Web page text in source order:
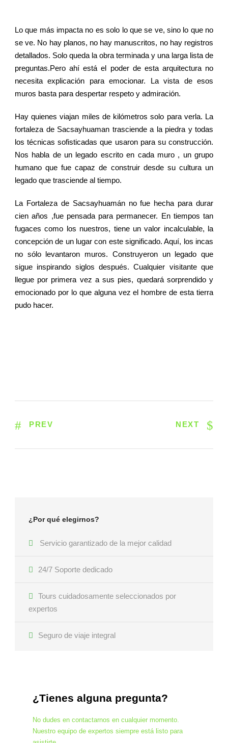
Lo que más impacta no es solo lo que se ve, sino lo que no
se ve. No hay planos, no hay manuscritos, no hay registros
detallados. Solo queda la obra terminada y una larga lista de
preguntas.Pero ahí está el poder de esta arquitectura no
necesita explicación para emocionar. La vista de esos
muros basta para despertar respeto y admiración.
Hay quienes viajan miles de kilómetros solo para verla. La
fortaleza de Sacsayhuaman trasciende a la piedra y todas
los técnicas sofisticadas que usaron para su construcción.
Nos habla de un legado escrito en cada muro , un grupo
humano que fue capaz de construir desde su cultura un
legado que trasciende al tiempo.
La Fortaleza de Sacsayhuamán no fue hecha para durar
cien años ,fue pensada para permanecer. En tiempos tan
fugaces como los nuestros, tiene un valor incalculable, la
concepción de un lugar con este significado. Aquí, los incas
no sólo levantaron muros. Construyeron un legado que
sigue inspirando siglos después. Cualquier visitante que
llegue por primera vez a sus pies, quedará sorprendido y
emocionado por lo que alguna vez el hombre de esta tierra
pudo hacer.
PREV NEXT
¿Por qué elegirnos?
Servicio garantizado de la mejor calidad
24/7 Soporte dedicado
Tours cuidadosamente seleccionados por
expertos
Seguro de viaje integral
¿Tienes alguna pregunta?
No dudes en contactarnos en cualquier momento.
Nuestro equipo de expertos siempre está listo para